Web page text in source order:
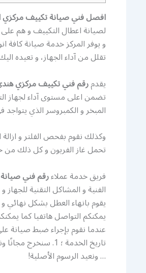
افصل فني صيانة تكييف مركزي
لصيانة اعطال التكييف و هم
و يوفر المركز خدمة صيانة كافة
تقلل من آداء الجهاز، و تعيده
يقدمرقم فني تكييف مركزي
تضمن اعلى مستوى آداء لجهاز
المبخر و الكمبروسر الذي
وكذلك نقوم بفحص الفلتر و ازالة
تحمل غاز الفريون و كل ذلك
فريق خدمة عملاءرقم فني
الفنية و المشاكل التقنية
يقوم بانهاء العطل بشكل نهائي
يمكنكم التواصل هاتفيا كما
… ونعيد الرسوم الأصلية!